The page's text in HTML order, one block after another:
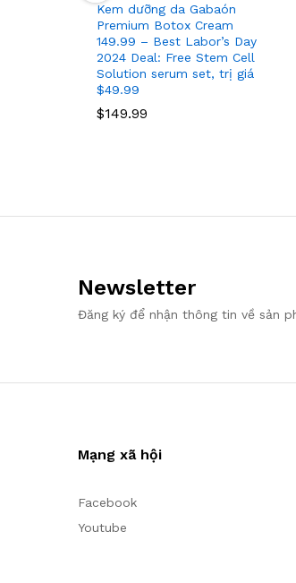
Kem dưỡng da Gabaón
Premium Botox Cream
149.99 – Best Labor’s Day
2024 Deal: Free Stem Cell
Solution serum set, trị giá
$49.99
$149.99
Newsletter
Đăng ký để nhận thông tin về sản
Mạng xã hội
Facebook
Youtube